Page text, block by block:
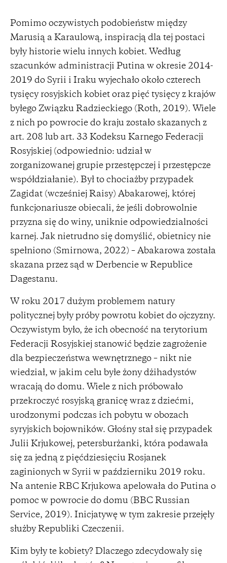
Pomimo oczywistych podobieństw między
Marusią a Karaulową, inspiracją dla tej postaci
były historie wielu innych kobiet. Według
szacunków administracji Putina w okresie 2014-
2019 do Syrii i Iraku wyjechało około czterech
tysięcy rosyjskich kobiet oraz pięć tysięcy z krajów
byłego Związku Radzieckiego (Roth, 2019). Wiele
z nich po powrocie do kraju zostało skazanych z
art. 208 lub art. 33 Kodeksu Karnego Federacji
Rosyjskiej (odpowiednio: udział w
zorganizowanej grupie przestępczej i przestępcze
współdziałanie). Był to chociażby przypadek
Zagidat (wcześniej Raisy) Abakarowej, której
funkcjonariusze obiecali, że jeśli dobrowolnie
przyzna się do winy, uniknie odpowiedzialności
karnej. Jak nietrudno się domyślić, obietnicy nie
spełniono (Smirnowa, 2022) – Abakarowa została
skazana przez sąd w Derbencie w Republice
Dagestanu.
W roku 2017 dużym problemem natury
politycznej były próby powrotu kobiet do ojczyzny.
Oczywistym było, że ich obecność na terytorium
Federacji Rosyjskiej stanowić będzie zagrożenie
dla bezpieczeństwa wewnętrznego – nikt nie
wiedział, w jakim celu byłe żony dżihadystów
wracają do domu. Wiele z nich próbowało
przekroczyć rosyjską granicę wraz z dziećmi,
urodzonymi podczas ich pobytu w obozach
syryjskich bojowników. Głośny stał się przypadek
Julii Krjukowej, petersburżanki, która podawała
się za jedną z pięćdziesięciu Rosjanek
zaginionych w Syrii w październiku 2019 roku.
Na antenie RBC Krjukowa apelowała do Putina o
pomoc w powrocie do domu (BBC Russian
Service, 2019). Inicjatywę w tym zakresie przejęły
służby Republiki Czeczenii.
Kim były te kobiety? Dlaczego zdecydowały się